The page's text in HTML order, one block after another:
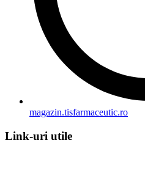
magazin.tisfarmaceutic.ro
Link-uri utile